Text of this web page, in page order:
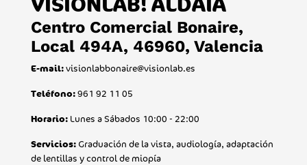
Centro Comercial Bonaire,
Local 494A, 46960, Valencia
E-mail:visionlabbonaire@visionlab.es
Teléfono:961 92 11 05
Horario:Lunes a Sábados 10:00 - 22:00
Servicios:Graduación de la vista, audiología, adaptación
de lentillas y control de miopía